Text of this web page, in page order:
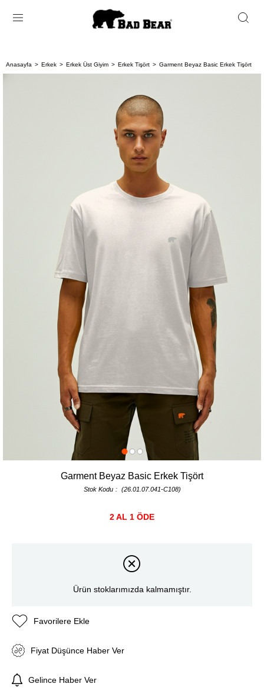
Anasayfa Erkek Erkek Üst Giyim Erkek Tişört Garment Beyaz Basic Erkek Tişört
Garment Beyaz Basic Erkek Tişört
Stok Kodu (26.01.07.041-C108)
2 AL 1 ÖDE
Ürün stoklarımızda kalmamıştır.
Favorilere Ekle
Fiyat Düşünce Haber Ver
Gelince Haber Ver